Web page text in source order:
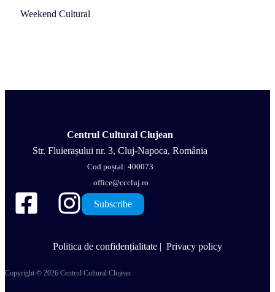
Weekend Cultural
Centrul Cultural Clujean
Str. Fluierașului nr. 3, Cluj-Napoca, România
Cod poștal: 400073
office@cccluj.ro
Subscribe
Politica de confidențialitate | Privacy policy
Copyright © 2026 Centrul Cultural Clujean